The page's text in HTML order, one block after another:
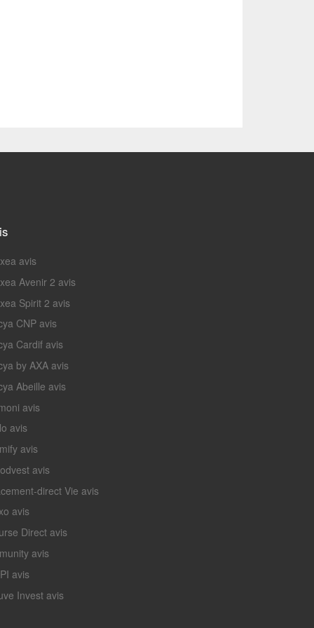
avis
Avenir 2 avis
Spirit 2 avis
CNP avis
Cardif avis
by AXA avis
Abeille avis
avis
avis
avis
avis
direct Vie avis
avis
Direct avis
avis
avis
Invest avis